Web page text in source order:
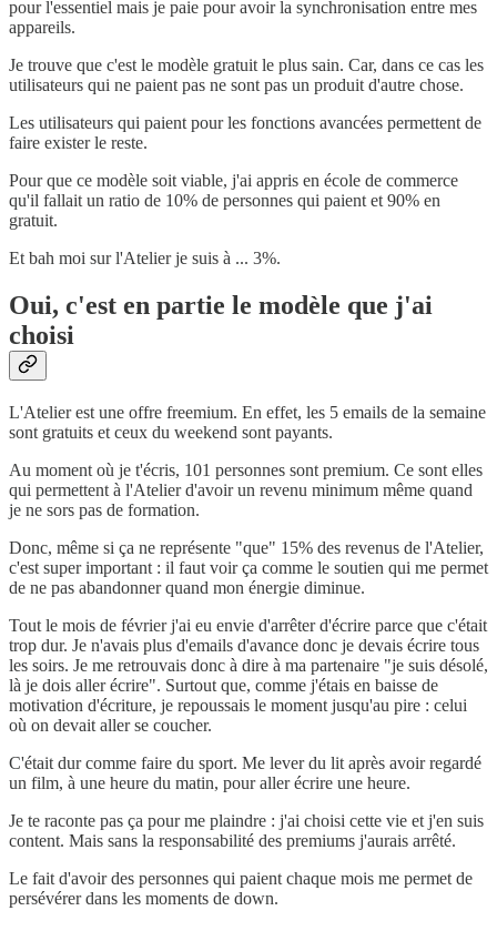
pour l'essentiel mais je paie pour avoir la synchronisation entre mes
appareils.
Je trouve que c'est le modèle gratuit le plus sain. Car, dans ce cas les
utilisateurs qui ne paient pas ne sont pas un produit d'autre chose.
Les utilisateurs qui paient pour les fonctions avancées permettent de
faire exister le reste.
Pour que ce modèle soit viable, j'ai appris en école de commerce
qu'il fallait un ratio de 10% de personnes qui paient et 90% en
gratuit.
Et bah moi sur l'Atelier je suis à ... 3%.
Oui, c'est en partie le modèle que j'ai
choisi
L'Atelier est une offre freemium. En effet, les 5 emails de la semaine
sont gratuits et ceux du weekend sont payants.
Au moment où je t'écris, 101 personnes sont premium. Ce sont elles
qui permettent à l'Atelier d'avoir un revenu minimum même quand
je ne sors pas de formation.
Donc, même si ça ne représente "que" 15% des revenus de l'Atelier,
c'est super important : il faut voir ça comme le soutien qui me permet
de ne pas abandonner quand mon énergie diminue.
Tout le mois de février j'ai eu envie d'arrêter d'écrire parce que c'était
trop dur. Je n'avais plus d'emails d'avance donc je devais écrire tous
les soirs. Je me retrouvais donc à dire à ma partenaire "je suis désolé,
là je dois aller écrire". Surtout que, comme j'étais en baisse de
motivation d'écriture, je repoussais le moment jusqu'au pire : celui
où on devait aller se coucher.
C'était dur comme faire du sport. Me lever du lit après avoir regardé
un film, à une heure du matin, pour aller écrire une heure.
Je te raconte pas ça pour me plaindre : j'ai choisi cette vie et j'en suis
content. Mais sans la responsabilité des premiums j'aurais arrêté.
Le fait d'avoir des personnes qui paient chaque mois me permet de
persévérer dans les moments de down.